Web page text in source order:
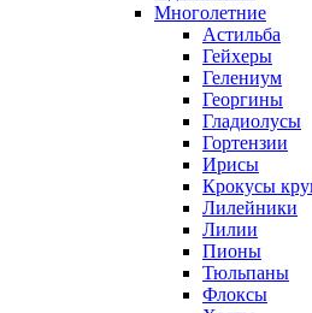
Многолетние
Астильба
Гейхеры
Гелениум
Георгины
Гладиолусы
Гортензии
Ирисы
Крокусы
Лилейники
Лилии
Пионы
Тюльпаны
Флоксы